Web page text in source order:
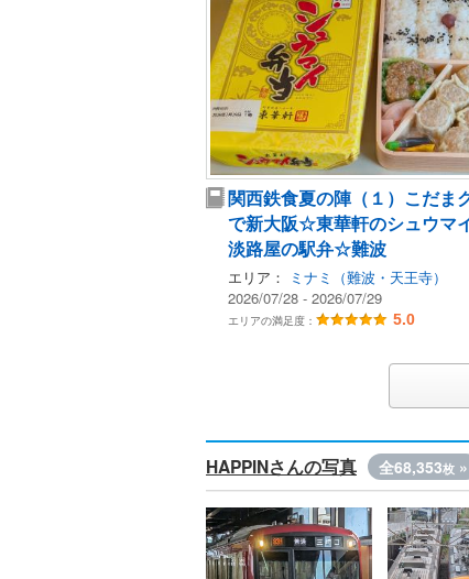
関西鉄食夏の陣（１）こだま
で新大阪☆東華軒のシュウマ
淡路屋の駅弁☆難波
エリア：
ミナミ（難波・天王寺）
2026/07/28 - 2026/07/29
エリアの満足度： 5.0
HAPPINさんの写真 全68,353枚 »